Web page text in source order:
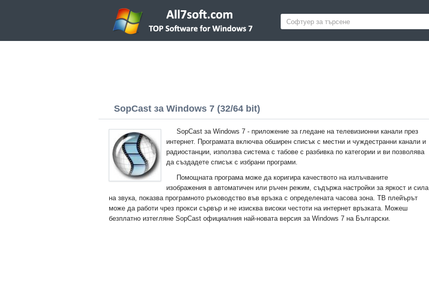
SopCast за Windows 7 (32/64 bit)
SopCast за Windows 7 - приложение за гледане на телевизионни канали през
интернет. Програмата включва обширен списък с местни и чуждестранни канали и
радиостанции, използва система с табове с разбивка по категории и ви позволява
да създадете списък с избрани програми.
Помощната програма може да коригира качеството на излъчваните
изображения в автоматичен или ръчен режим, съдържа настройки за яркост и сила
на звука, показва програмното ръководство във връзка с определената часова зона. ТВ плейърът
може да работи чрез прокси сървър и не изисква високи честоти на интернет връзката. Можеш
безплатно изтегляне SopCast официалния най-новата версия за Windows 7 на Български.